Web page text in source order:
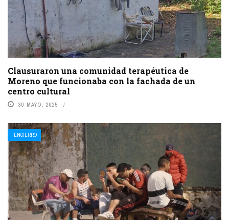
Clausuraron una comunidad terapéutica de
Moreno que funcionaba con la fachada de un
centro cultural
30 MAYO, 2025
ENCIERRO